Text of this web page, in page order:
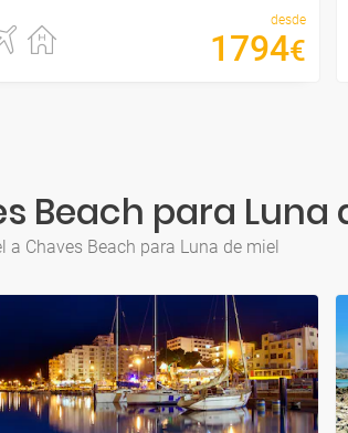
desde
1794€
Beach para Luna
Chaves Beach para Luna de miel